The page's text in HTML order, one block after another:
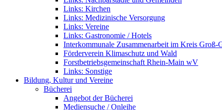
Links: Kirchen
Links: Medizinische Versorgung
Links: Vereine
Links: Gastronomie / Hotels
Interkommunale Zusammenarbeit im Kreis Groß-
Förderverein Klimaschutz und Wald
Forstbetriebsgemeinschaft Rhein-Main wV
Links: Sonstige
Bildung, Kultur und Vereine
Bücherei
Angebot der Bücherei
Mediensuche / Onleihe